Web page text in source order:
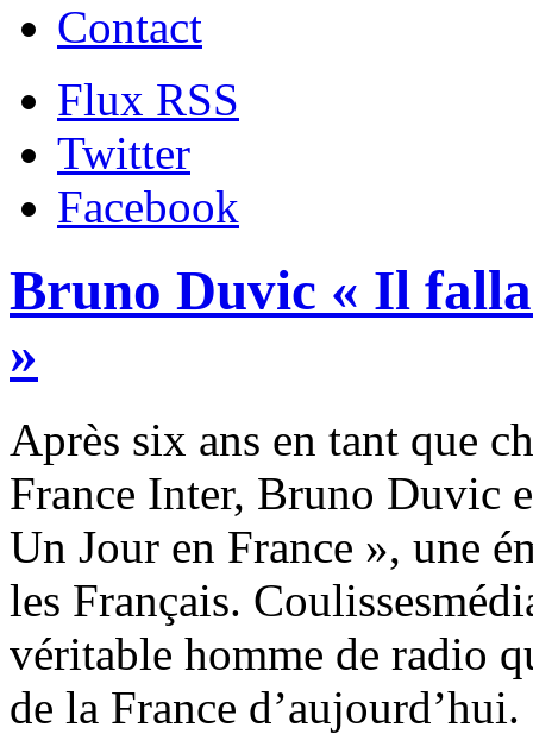
Contact
Flux RSS
Twitter
Facebook
Bruno Duvic « Il
»
Après six ans en tant que
France Inter, Bruno Duvic
Un Jour en France », une
les Français.
véritable homme de radio
de la France d’aujourd’hui.